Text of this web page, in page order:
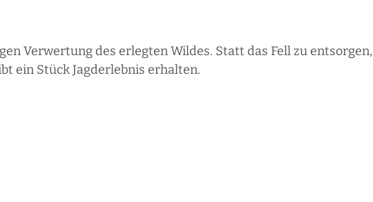
Verwertung des erlegten Wildes. Statt das Fell zu entsorgen,
ein Stück Jagderlebnis erhalten.